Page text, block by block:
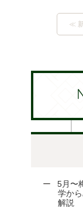
≪
5月〜
学か
解説